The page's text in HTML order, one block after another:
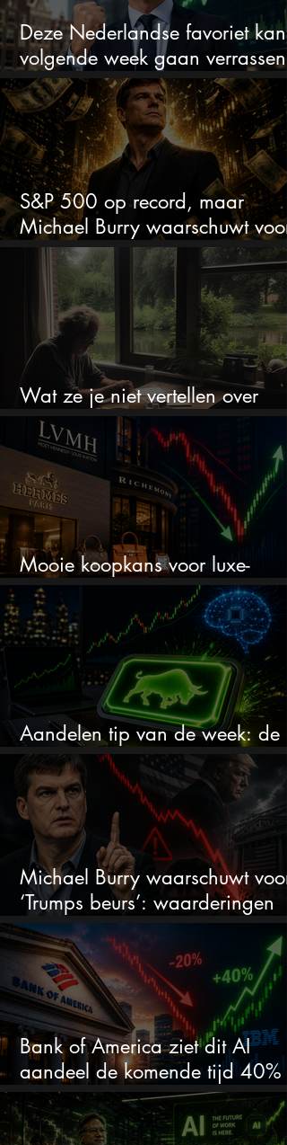
Deze Nederlandse favoriet kan
volgende week gaan verrassen
met de kwartaalcijfers
S&P 500 op record, maar
Michael Burry waarschuwt voor
crash zoals in 1987
Wat ze je niet vertellen over
erfbelasting
Mooie koopkans voor luxe-
aandelen door recente correctie?
Aandelen tip van de week: de
markt onderschat dit AI-bedrijf
Michael Burry waarschuwt voor
‘Trumps beurs’: waarderingen
doen er niet meer toe
Bank of America ziet dit AI
aandeel de komende tijd 40%
stijgen na 20% daling